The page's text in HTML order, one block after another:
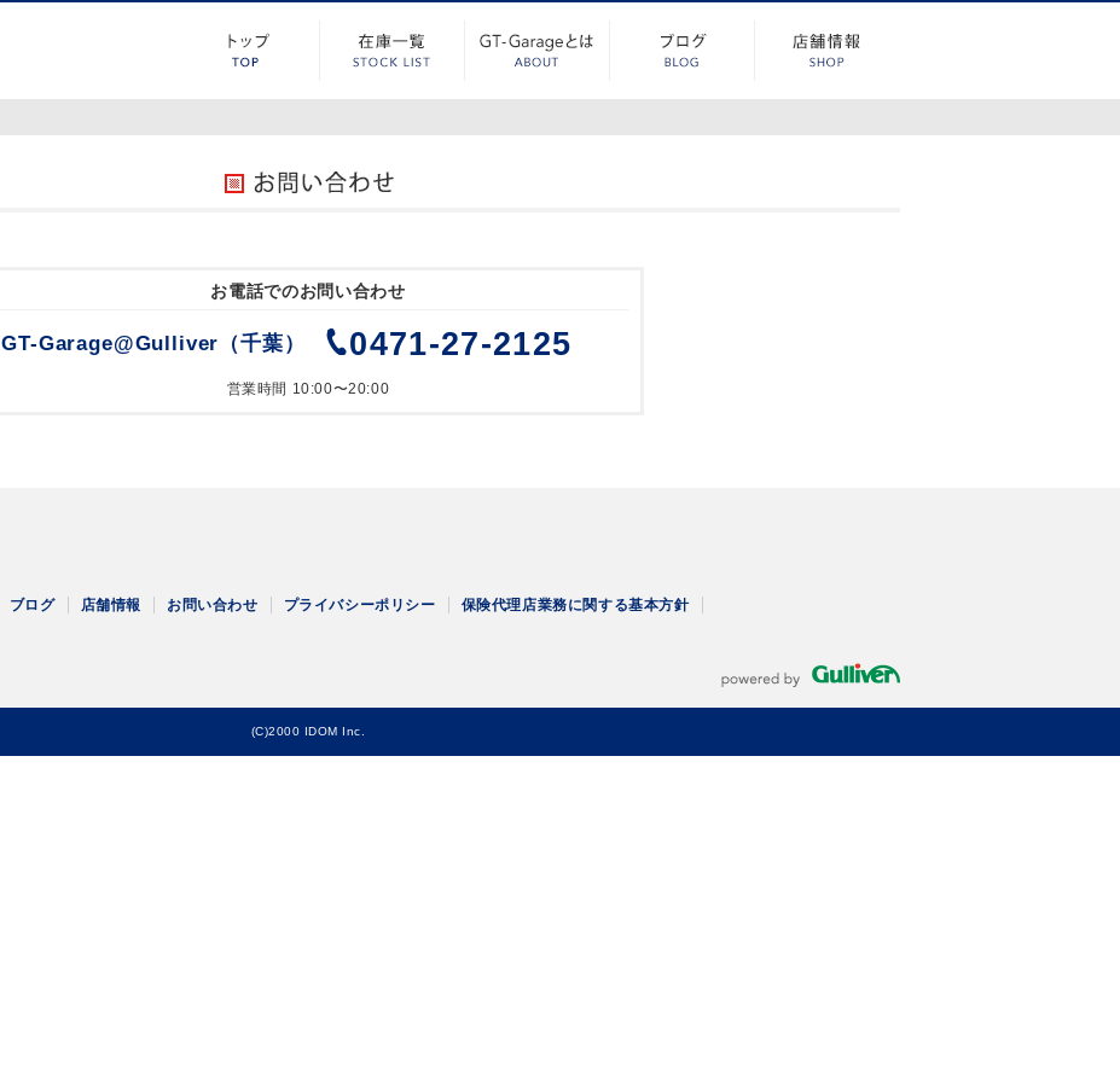
お電話でのお問い合わせ
GT-Garage@Gulliver（千葉） 0471-27-2125
営業時間 10:00〜20:00
ブログ 店舗情報 お問い合わせ プライバシーポリシー 保険代理店業務に関する基本方針
(C)2000 IDOM Inc.